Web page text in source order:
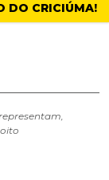
DO CRICIÚMA!